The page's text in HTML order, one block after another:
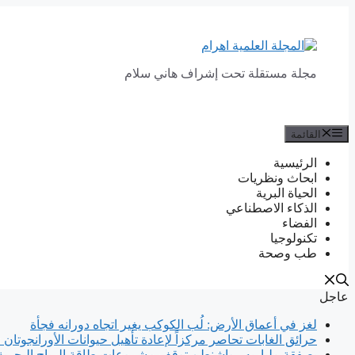
المحتوى
مجلة مستقلة تحت إشراف هاني سلام
القائمة
الرئيسية
ابحاث ونظريات
الحياة البرية
الذكاء الاصطناعي
الفضاء
تكنولوجيا
طب وصحة
عاجل
لغز في أعماق الأرض: لُب الكوكب يغير اتجاه دورانه فجأة
حرائق الغابات تحاصر مركزاً لإعادة تأهيل حيوانات الأورانجوتان